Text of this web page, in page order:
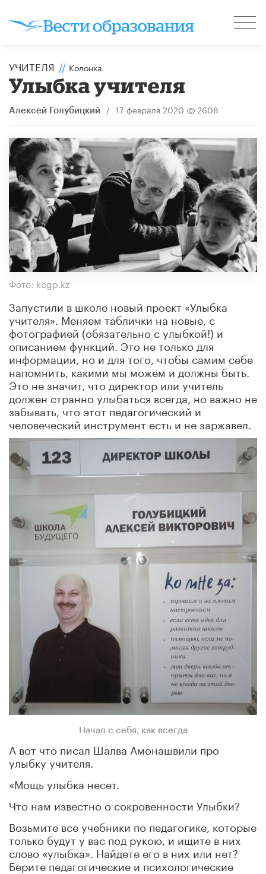
УЧИТЕЛЯ // Колонка
Улыбка учителя
Алексей Голубицкий / 17 февраля 2020 2608
Фото: kcgp.kz
Запустили в школе новый проект «Улыбка
учителя». Меняем таблички на новые, с
фотографией (обязательно с улыбкой!) и
описанием функций. Это не только для
информации, но и для того, чтобы самим себе
напомнить, какими мы можем и должны быть.
Это не значит, что директор или учитель
должен странно улыбаться всегда, но важно не
забывать, что этот педагогический и
человеческий инструмент есть и не заржавел.
Начал с себя, как всегда
А вот что писал Шалва Амонашвили про
улыбку учителя.
«Мощь улыбка несет.
Что нам известно о сокровенности Улыбки?
Возьмите все учебники по педагогике, которые
только будут у вас под рукою, и ищите в них
слово «улыбка». Найдете его в них или нет?
Берите педагогические и психологические